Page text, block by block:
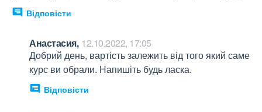
Відповісти
Анастасия, 12.10.2022, 17:05
Добрий день, вартість залежить від того який саме
курс ви обрали. Напишіть будь ласка.
Відповісти